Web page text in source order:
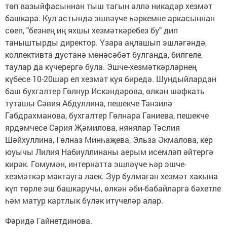
төп вазыйфасыннан тыш тагын әллә никадәр хезмәт
башкара. Кул астында эшләүче һәркемне аркасыннан
сөеп, "безнең иң яхшы хезмәткәребез бу" дип
таныштырды директор. Үзара аңлашып эшләгәндә,
коллективта дустанә мөнәсәбәт булганда, билгеле,
таулар да күчерергә була. Эшче-хезмәткәрләрнең
күбесе 10-20шәр ел хезмәт куя биредә. Шундыйлардан
баш бухгалтер Гөлнур Искәндәрова, өлкән шәфкать
туташы Сәвия Абдуллина, пешекче Тәнзилә
Габдрахманова, бухгалтер Гөлнара Ганиева, пешекче
ярдәмчесе Сәрия Җәмилова, нянялар Тәслия
Шәйхуллина, Гөлназ Минһаҗева, Эльза Әкмалова, кер
юуычы Лилия Набиуллинаны аерым исемләп әйтергә
кирәк. Гомумән, интернатта эшләүче һәр эшче-
хезмәткәр мактауга лаек. Зур булмаган хезмәт хакына
күп төрле эш башкаручы, өлкән әби-бабайларга бәхетле
һәм матур картлык бүләк итүчеләр алар.
Фәридә Гайнетдинова.